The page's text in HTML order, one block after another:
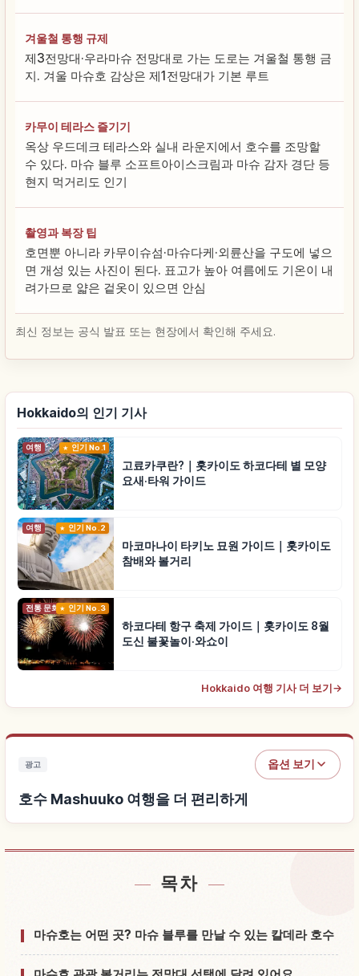
겨울철 통행 규제
제3전망대·우라마슈 전망대로 가는 도로는 겨울철 통행 금
지. 겨울 마슈호 감상은 제1전망대가 기본 루트
카무이 테라스 즐기기
옥상 우드데크 테라스와 실내 라운지에서 호수를 조망할
수 있다. 마슈 블루 소프트아이스크림과 마슈 감자 경단 등
현지 먹거리도 인기
촬영과 복장 팁
호면뿐 아니라 카무이슈섬·마슈다케·외륜산을 구도에 넣으
면 개성 있는 사진이 된다. 표고가 높아 여름에도 기온이 내
려가므로 얇은 겉옷이 있으면 안심
최신 정보는 공식 발표 또는 현장에서 확인해 주세요.
Hokkaido의 인기 기사
여행 인기 No.1
고료카쿠란?｜홋카이도 하코다테 별 모양
요새·타워 가이드
여행 인기 No.2
마코마나이 타키노 묘원 가이드｜홋카이도
참배와 볼거리
전통 문화 인기 No.3
하코다테 항구 축제 가이드｜홋카이도 8월
도신 불꽃놀이·와쇼이
Hokkaido 여행 기사 더 보기 →
광고 옵션 보기
호수 Mashuuko 여행을 더 편리하게
호수 Mashuuko 근처 숙소 찾기
호수 Mashuuko 체험 찾기 ↗
목차
마슈호는 어떤 곳? 마슈 블루를 만날 수 있는 칼데라 호수